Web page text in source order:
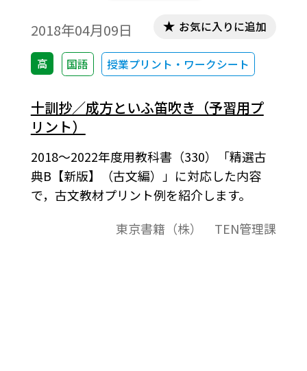
2018年04月09日
高 国語 授業プリント・ワークシート
お気に入りに追加
十訓抄／成方といふ笛吹き（予習用プ
リント）
2018～2022年度用教科書（330）「精選古
典B【新版】（古文編）」に対応した内容
で，古文教材プリント例を紹介します。
東京書籍（株） TEN管理課